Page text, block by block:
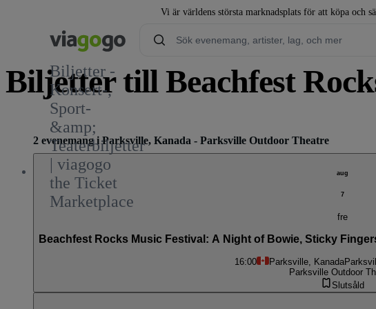
Vi är världens största marknadsplats för att köpa och
Biljetter -
Konsert-,
Sport-
&amp;
Teaterbiljetter
| viagogo
the Ticket
Marketplace
Biljetter till Beachfest
1
2 evenemang i Parksville, Kanada - Parksville Outdoor Theatre
aug
7
fre
Beachfest Rocks Music Festival: A Night of Bowie, Sticky
16:00 Parksville, Kanada
Parksville Outdoor
Slutsåld